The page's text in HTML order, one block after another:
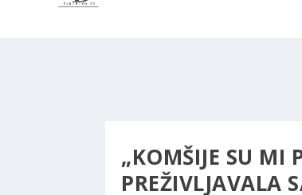
„KOMŠIJE SU MI
PREŽIVLJAVALA